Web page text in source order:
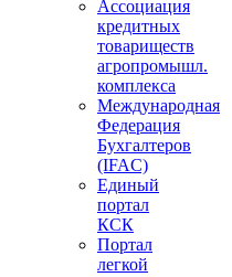
Ассоциация
кредитных
товариществ
агропромышл.
комплекса
Международная
Федерация
Бухгалтеров
(IFAC)
Единый
портал
КСК
Портал
легкой